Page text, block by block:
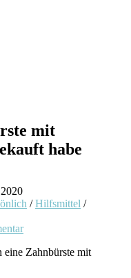
mit
habe
/ Hilfsmittel /